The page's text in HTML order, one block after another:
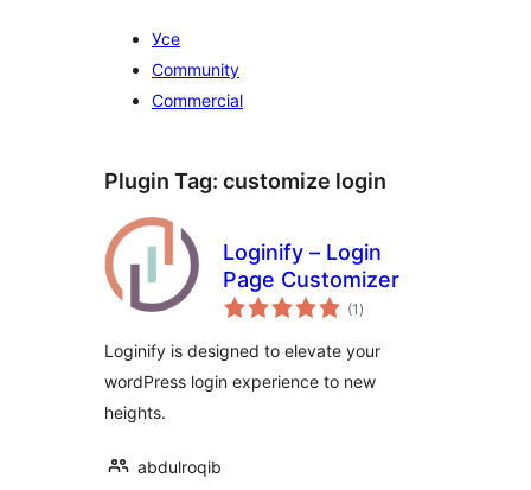
Усе
Community
Commercial
Plugin Tag: customize login
Loginify – Login
Page Customizer
(1 total
ratings
)
Loginify is designed to elevate your
wordPress login experience to new
heights.
abdulroqib